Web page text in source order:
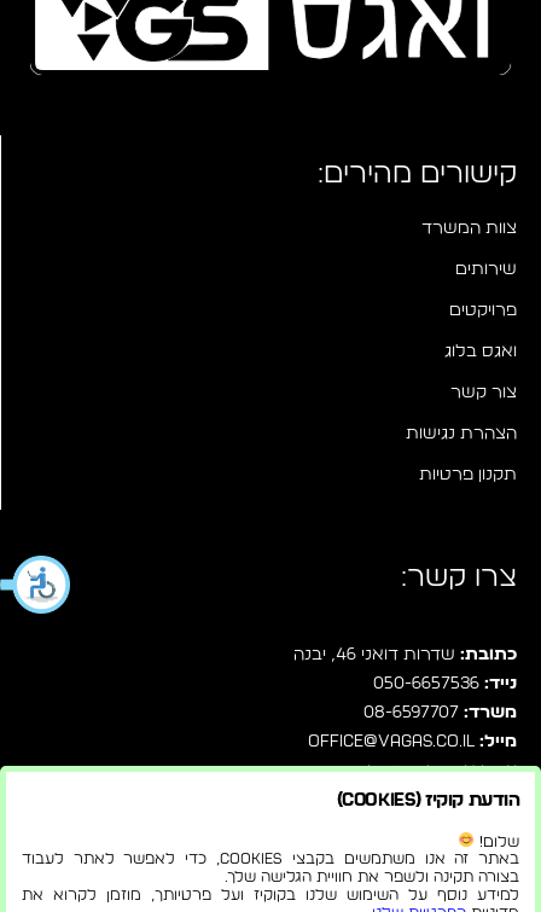
קישורים מהירים:
צוות המשרד
שירותים
פרויקטים
ואגס בלוג
צור קשר
הצהרת נגישות
תקנון פרטיות
צרו קשר:
כתובת: שדרות דואני 46, יבנה
נייד: 050-6657536
משרד: 08-6597707
מייל: office@vagas.co.il
עקבו אחרינו בפייסבוק
שלחו לנו הודעה ישירות בוואטסאפ
הודעת קוקיז (Cookies)
שלום!
באתר זה אנו משתמשים בקבצי Cookies, כדי לאפשר לאתר לעבוד
בצורה תקינה ולשפר את חוויית הגלישה שלך.
למידע נוסף על השימוש שלנו בקוקיז ועל פרטיותך, מוזמן לקרוא את